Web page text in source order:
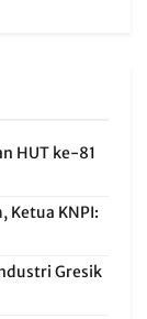
HUT ke-81
Ketua KNPI:
Gresik